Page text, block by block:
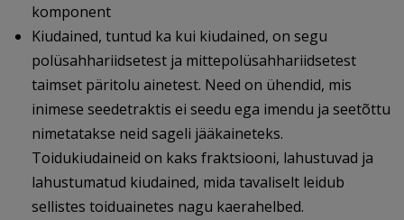
komponent
Kiudained, tuntud ka kui kiudained, on segu
polüsahhariidsetest ja mittepolüsahhariidsetest
taimset päritolu ainetest. Need on ühendid, mis
inimese seedetraktis ei seedu ega imendu ja seetõttu
nimetatakse neid sageli jääkaineteks.
Toidukiudaineid on kaks fraktsiooni, lahustuvad ja
lahustumatud kiudained, mida tavaliselt leidub
sellistes toiduainetes nagu kaerahelbed.